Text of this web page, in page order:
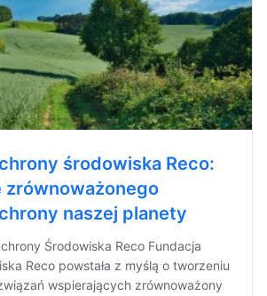
środowiska Reco:
zrównoważonego
naszej planety
Środowiska Reco Fundacja
Reco powstała z myślą o tworzeniu
wspierających zrównoważony